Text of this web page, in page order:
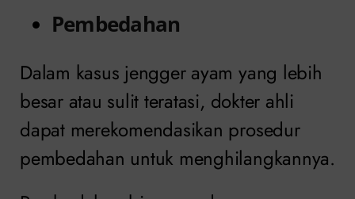
Pembedahan
Dalam kasus jengger ayam yang lebih
besar atau sulit teratasi, dokter ahli
dapat merekomendasikan prosedur
pembedahan untuk menghilangkannya.